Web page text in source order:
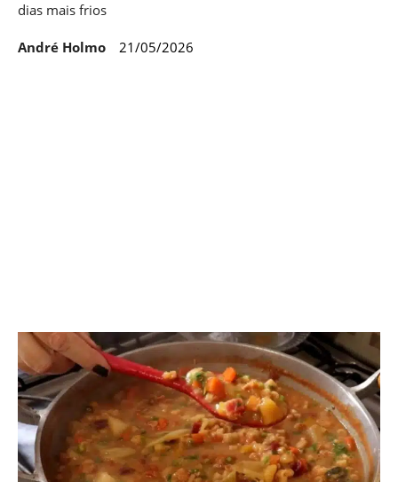
dias mais frios
André Holmo 21/05/2026